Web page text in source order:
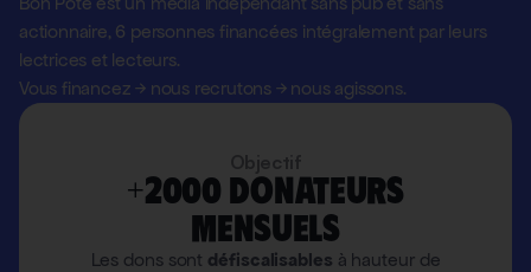
actionnaire, 6 personnes financées intégralement par leurs
lectrices et lecteurs.
Vous financez→ nous recrutons →nous agissons.
+2000 donateurs
mensuels
Les dons sont défiscalisables à hauteur de